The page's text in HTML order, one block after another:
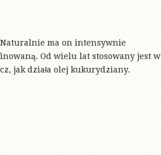
Naturalnie ma on intensywnie
Od wielu lat stosowany jest w
jak działa olej kukurydziany.